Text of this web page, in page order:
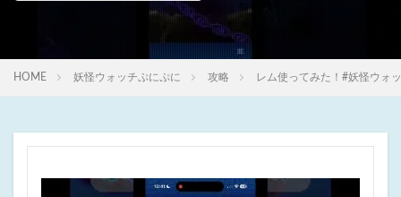
HOME 妖怪ウォッチぷにぷに 攻略 レム使ってみた！#妖怪ウォ